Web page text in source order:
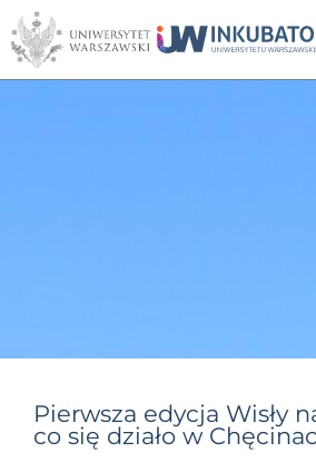
Pierwsza edycja Wisły
co się działo w